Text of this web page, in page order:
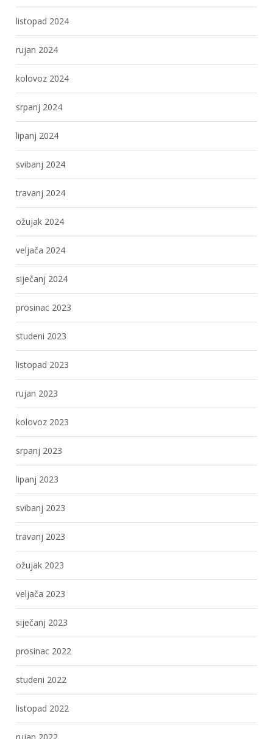
listopad 2024
rujan 2024
kolovoz 2024
srpanj 2024
lipanj 2024
svibanj 2024
travanj 2024
ožujak 2024
veljača 2024
siječanj 2024
prosinac 2023
studeni 2023
listopad 2023
rujan 2023
kolovoz 2023
srpanj 2023
lipanj 2023
svibanj 2023
travanj 2023
ožujak 2023
veljača 2023
siječanj 2023
prosinac 2022
studeni 2022
listopad 2022
rujan 2022